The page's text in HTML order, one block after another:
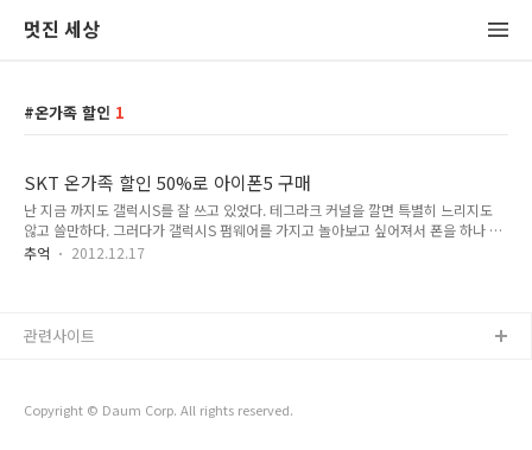
멋진 세상
온가족 할인 1
SKT 온가족 할인 50%로 아이폰5 구매
난 지금 까지도 갤럭시S를 잘 쓰고 있었다. 테그라크 커널을 깔면 특별히 느리지도
않고 쓸만하다. 그러다가 갤럭시S 펌웨어를 가지고 놀아보고 싶어져서 폰을 하나 장
만하기로 했다. 마침 아이폰5 언락폰이 나와서 살까 했는데 가격이 89만원. 이통사
아보다가 몇몇 성공했다는 글을 발견했다. 방법은 이렇다. 아이폰5로 기기변경 ->
추억 2012.12.17
Copyright © Daum Corp. All rights reserved.
관련사이트